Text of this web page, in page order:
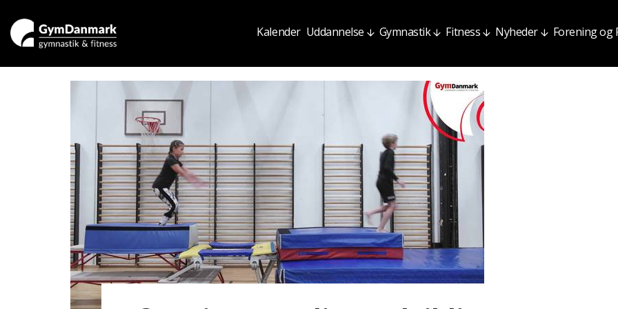
Kalender Uddannelse Gymnastik Fitness Nyheder Forening og